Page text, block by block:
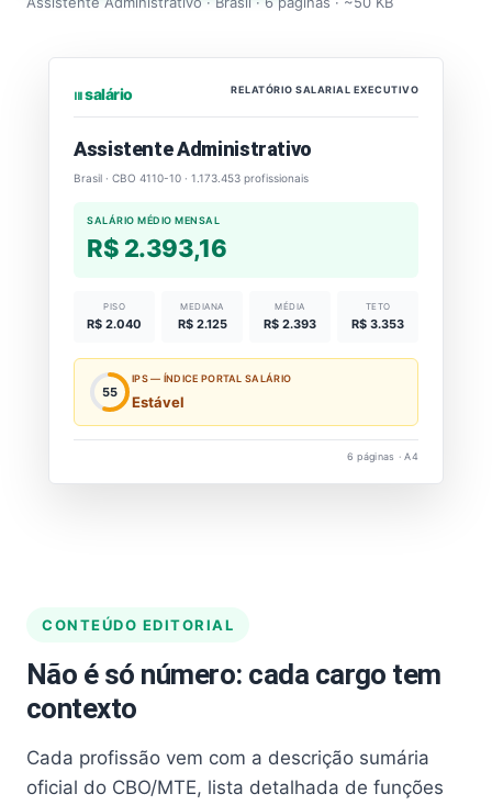
⏐⏐⏐ salário RELATÓRIO SALARIAL EXECUTIVO
Assistente Administrativo
Brasil · CBO 4110-10 · 1.173.453 profissionais
SALÁRIO MÉDIO MENSAL
R$ 2.393,16
PISO
R$ 2.040
MEDIANA
R$ 2.125
MÉDIA
R$ 2.393
TETO
R$ 3.353
55
IPS — ÍNDICE PORTAL SALÁRIO
Estável
6 páginas · A4
CONTEÚDO EDITORIAL
Não é só número: cada cargo tem
contexto
Cada profissão vem com a descrição sumária
oficial do CBO/MTE, lista detalhada de funções